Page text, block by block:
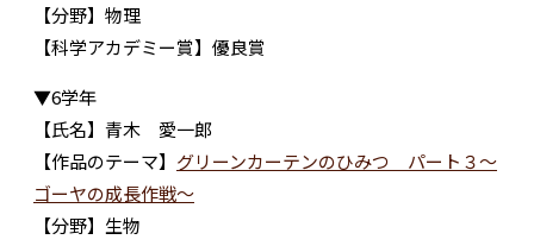
【分野】物理
【科学アカデミー賞】優良賞
▼6学年
【氏名】青木 愛一郎
【作品のテーマ】 グリーンカーテンのひみつ パート３～
ゴーヤの成長作戦～
【分野】生物